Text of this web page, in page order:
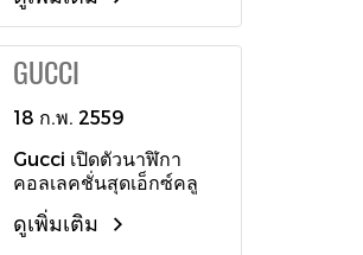
ประกอบขึ้นอย่างประณีต
ทำขึ้นได้เพียงไม่กี่พัน
เรือนต่อปี และโดยในช่วง
ระยะเวลาเพียง 20 ปี เอ
ลังเงอ แอนด์ โซเนอ ก็
สามารถพัฒนากลไกที่
ผลิตขึ้นภายในโรงงาน
ของตนเองได้ถึง 51 คาลิ
เบอร์ และครองตำแหน่ง
เหล่าสาวกนาฬิกาต้อง
คอยจับตามอง เตรียม
พร้อมเปิดเผยในงาน
SIHH 2016 และดังเช่น
โฉมผลงานสุดเอ็กซ์คลู
ซีฟให้ Fine
Watchmaking Club
คลับพิเศษของสมาชิก
Cartier ได้ชมก่อนใคร
ซึ่งจะเปลี่ยนสลับ
และงานประดิษฐ์ฝีมือ
ครั้งนี้กลับมาพร้อมกับเผย
โฉมเวอร์ชั่นเรือนเวลา
Traditionnelle Small
ขนาด 33 มิลลิเมตร
ประดับแวววาวเจิดจรัส
เต็มพื้นที่ด้วยความงาม
ของเพชรเจียระไนกลม
GUCCI
18 ก.พ. 2559
Gucci เปิดตัวนาฬิกา
คอลเลคชั่นสุดเอ็กซ์คลู
ซีฟ U-Play Special
Thailand Edition เพื่อ
ดูเพิ่มเติม